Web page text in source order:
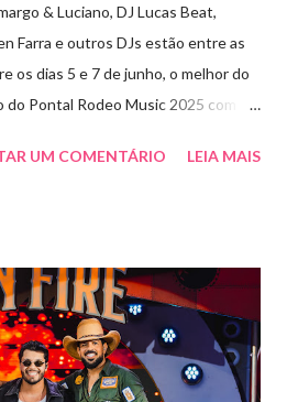
& Luciano, DJ Lucas Beat,
Farra e outros DJs estão entre as
os dias 5 e 7 de junho, o melhor do
Pontal Rodeo Music 2025 com o
da festa, que ocupa lugar de
de eventos em todo o país.
do evento está a cargo da
ampla experiência na promoção
como a retomada da FAPIL
UM COMENTÁRIO LEIA MAIS